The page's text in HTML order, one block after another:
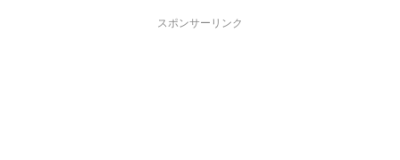
スポンサーリンク